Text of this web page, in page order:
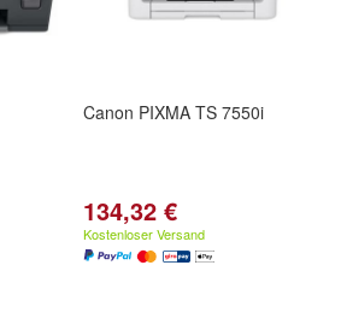
Canon PIXMA TS 7550i
134,32 €
Kostenloser Versand